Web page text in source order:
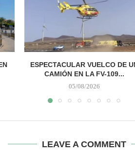
ESPECTACULAR VUELCO DE
CAMIÓN EN LA FV-109...
05/08/2026
LEAVE A COMMENT